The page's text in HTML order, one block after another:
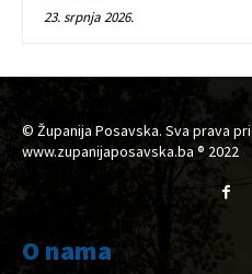
23. srpnja 2026.
© Županija Posavska. Sva prava
www.zupanijaposavska.ba ® 2022
O nama